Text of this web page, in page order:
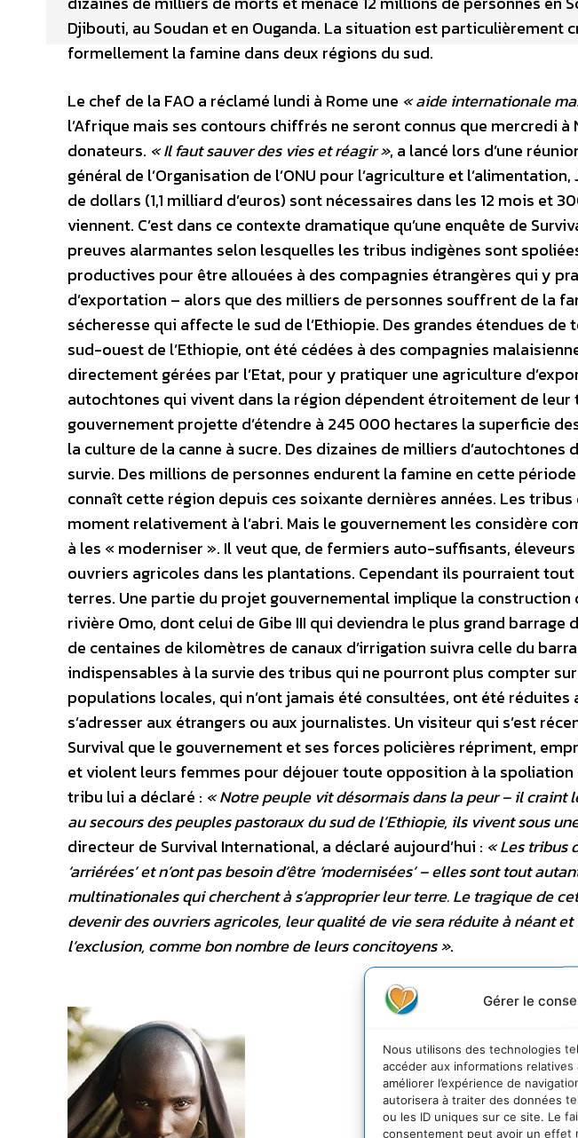
Gérer le
Nous utilisons des technologies
accéder aux informations
améliorer l’expérience de
autorisera à traiter des données
ou les ID uniques sur ce site. Le
consentement peut avoir un effet
Djibouti, au Soudan et en Ouganda. La situation est particulièrement
formellement la famine dans deux régions du sud.
Le chef de la FAO a réclamé lundi à Rome une « aide internationale
l’Afrique mais ses contours chiffrés ne seront connus que mercredi à
donateurs. « Il faut sauver des vies et réagir », a lancé lors d’une
général de l’Organisation de l’ONU pour l’agriculture et
de dollars (1,1 milliard d’euros) sont nécessaires dans les 12 mois et
viennent. C’est dans ce contexte dramatique qu’une enquête de
preuves alarmantes selon lesquelles les tribus indigènes sont
productives pour être allouées à des compagnies étrangères qui y
d’exportation – alors que des milliers de personnes souffrent de la
sécheresse qui affecte le sud de l’Ethiopie. Des grandes étendues de
sud-ouest de l’Ethiopie, ont été cédées à des compagnies
directement gérées par l’Etat, pour y pratiquer une agriculture
autochtones qui vivent dans la région dépendent étroitement de leur
gouvernement projette d’étendre à 245 000 hectares la superficie
la culture de la canne à sucre. Des dizaines de milliers
survie. Des millions de personnes endurent la famine en cette
connaît cette région depuis ces soixante dernières années. Les tribus
moment relativement à l’abri. Mais le gouvernement les considère
à les « moderniser ». Il veut que, de fermiers auto-suffisants,
ouvriers agricoles dans les plantations. Cependant ils pourraient
terres. Une partie du projet gouvernemental implique la construction
rivière Omo, dont celui de Gibe III qui deviendra le plus grand
de centaines de kilomètres de canaux d’irrigation suivra celle du
indispensables à la survie des tribus qui ne pourront plus compter
populations locales, qui n’ont jamais été consultées, ont été réduites
s’adresser aux étrangers ou aux journalistes. Un visiteur qui s’est
Survival que le gouvernement et ses forces policières répriment,
et violent leurs femmes pour déjouer toute opposition à la spoliation
tribu lui a déclaré : « Notre peuple vit désormais dans la peur – il craint
au secours des peuples pastoraux du sud de l’Ethiopie, ils vivent sous
directeur de Survival International, a déclaré aujourd’hui : « Les tribus
‘arriérées’ et n’ont pas besoin d’être ‘modernisées’ – elles sont tout
multinationales qui cherchent à s’approprier leur terre. Le tragique de
devenir des ouvriers agricoles, leur qualité de vie sera réduite à néant
l’exclusion, comme bon nombre de leurs concitoyens ».